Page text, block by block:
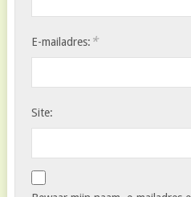
E-mailadres: *
Site: